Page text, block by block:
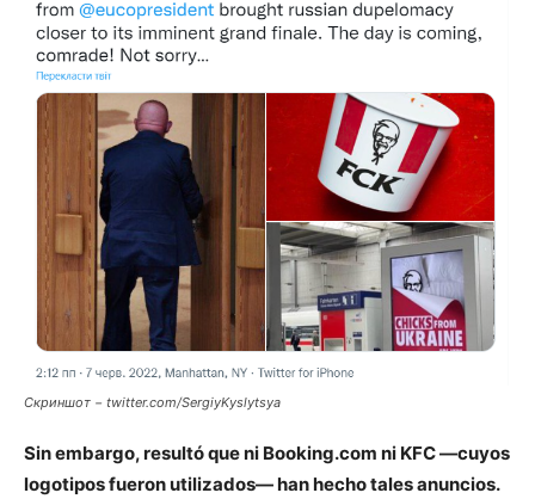
Скриншот − twitter.com/SergiyKyslytsya
Sin embargo, resultó que ni Booking.com ni KFC —cuyos
logotipos fueron utilizados— han hecho tales anuncios.